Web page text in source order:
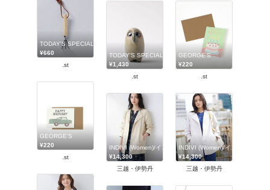
TODAY'S SPECIAL
¥660
.st
TODAY'S SPECIAL
¥1,430
.st
GEORGE'S
¥220
.st
GEORGE'S
¥220
.st
INDIVI (Women)/インディヴィ
¥14,300
三越・伊勢丹
INDIVI (Women)/インディヴィ
¥14,300
三越・伊勢丹